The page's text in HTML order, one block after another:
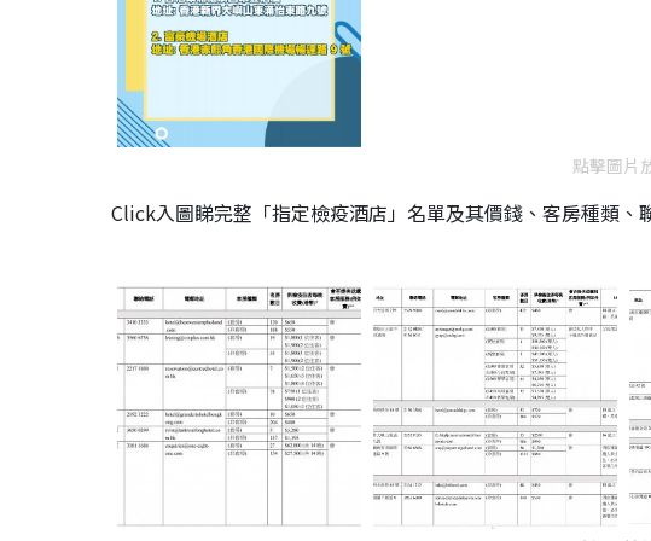
點擊圖片
Click入圖睇完整「指定檢疫酒店」名單及其價錢、客房種類、